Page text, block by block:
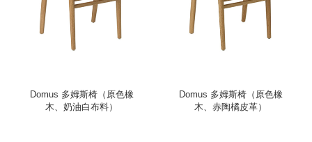
Domus 多姆斯椅（原色橡
木、奶油白布料）
Domus 多姆斯椅（原色橡
木、赤陶橘皮革）